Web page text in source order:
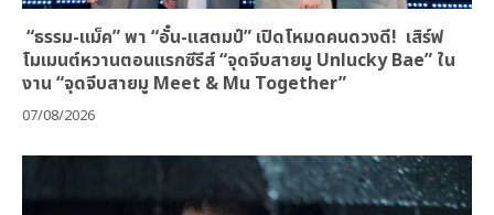
“ธรรม-แม็ค” พา “อั๋น-แสตมป์” เปิดโหมดคนดวงดี! เสิร์ฟ
โมเมนต์หวานตอนแรกซีรีส์ “จุดจีบสายมู Unlucky Bae” ใน
งาน “จุดจีบสายมู Meet & Mu Together”
07/08/2026